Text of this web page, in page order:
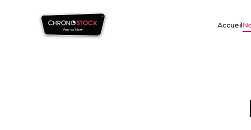
Accueil